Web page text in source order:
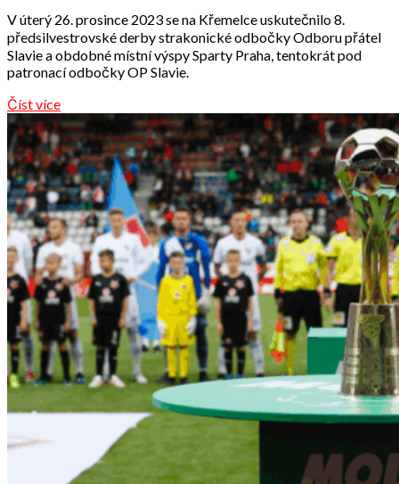
přátel
V úterý 26. prosince 2023 se na Křemelce uskutečnilo 8.
předsilvestrovské derby strakonické odbočky Odboru přátel
Slavie a obdobné místní výspy Sparty Praha, tentokrát pod
patronací odbočky OP Slavie.
Číst více